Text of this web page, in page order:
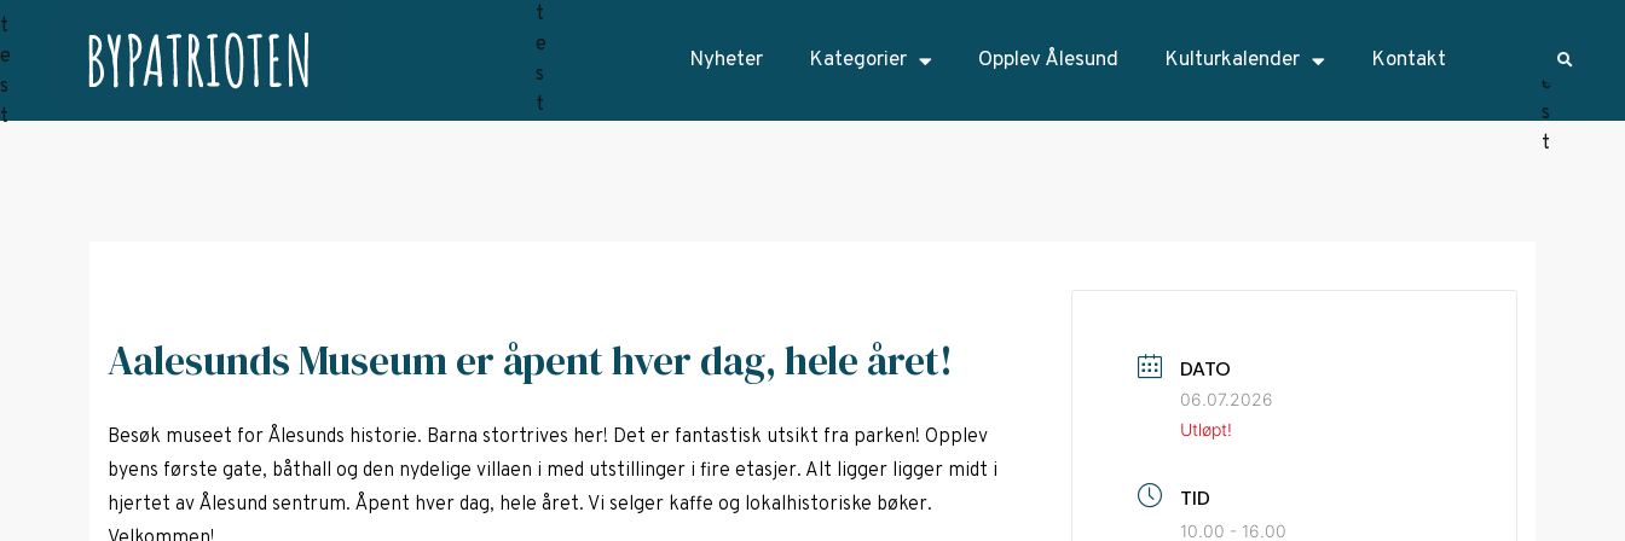
Nyheter Kategorier Opplev Ålesund Kulturkalender Kontakt
Aalesunds Museum er åpent hver dag, hele året!
Besøk museet for Ålesunds historie. Barna stortrives her! Det er fantastisk utsikt fra parken! Opplev
byens første gate, båthall og den nydelige villaen i med utstillinger i fire etasjer. Alt ligger ligger midt i
hjertet av Ålesund sentrum. Åpent hver dag, hele året. Vi selger kaffe og lokalhistoriske bøker.
DATO
06.07.2026
Utløpt!
TID
10.00 - 16.00